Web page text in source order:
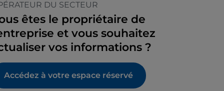
DU SECTEUR
êtes le propriétaire de
et vous souhaitez
vos informations ?
Accédez à votre espace réservé